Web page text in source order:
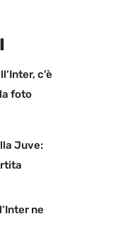
c’è
foto
Juve:
ne